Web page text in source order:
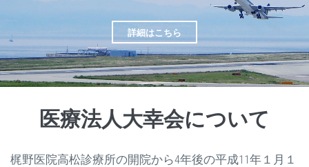
詳細はこちら
医療法人大幸会について
梶野医院高松診療所の開院から4年後の平成11年１月１